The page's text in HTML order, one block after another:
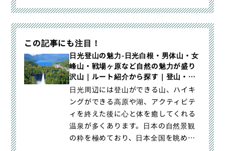
沼や弥陀ヶ池を抱く日光白根山の｜
も楽しめる難易度別ルート紹介｜登
山・トレラン・山スキーマガジン「山
旅旅」の「ルート紹介から探す」（）
カテゴリの記事ページです。
この記事にも注目！
日光登山の魅力-日光白根・男体山・女
峰山・戦場ヶ原など自然の魅力が盛り
沢山｜ルート紹介から探す｜登山・ト
レラン・山スキーマガジン「山旅旅」
日光周辺には登山ができる山、ハイキ
ングができる高原や湖、アクティビテ
ィを終えた後に心と体を癒してくれる
温泉が多くあります。日本の自然景観
の粋を極めており、日本全国を眺めて